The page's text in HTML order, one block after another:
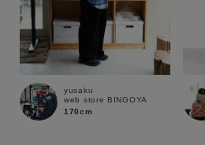
yusaku
web store BINGOYA
170cm